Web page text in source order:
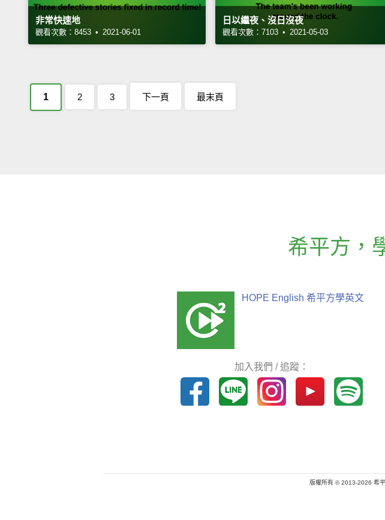
非常快速地
觀看次數：8453 • 2021-06-01
日以繼夜、沒日沒夜
觀看次數：7103 • 2021-05-03
1 2 3 下一頁 最末頁
希平方 ，
HOPE English 希平方學英文
加入我們 / 追蹤：
版權所有 © 2013-2026 希